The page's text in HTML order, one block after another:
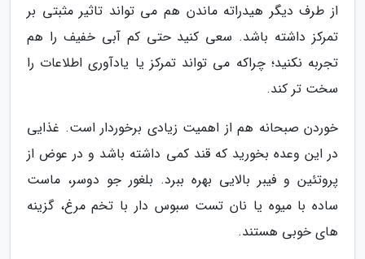
از طرف دیگر هیدراته ماندن هم می تواند تاثیر مثبتی بر
تمرکز داشته باشد. سعی کنید حتی کم آبی خفیف را هم
تجربه نکنید؛ چراکه می تواند تمرکز یا یادآوری اطلاعات را
سخت تر کند.
خوردن صبحانه هم از اهمیت زیادی برخوردار است. غذایی
در این وعده بخورید که قند کمی داشته باشد و در عوض از
پروتئین و فیبر بالایی بهره ببرد. بلغور جو دوسر، ماست
ساده با میوه یا نان تست سبوس دار با تخم مرغ، گزینه
های خوبی هستند.